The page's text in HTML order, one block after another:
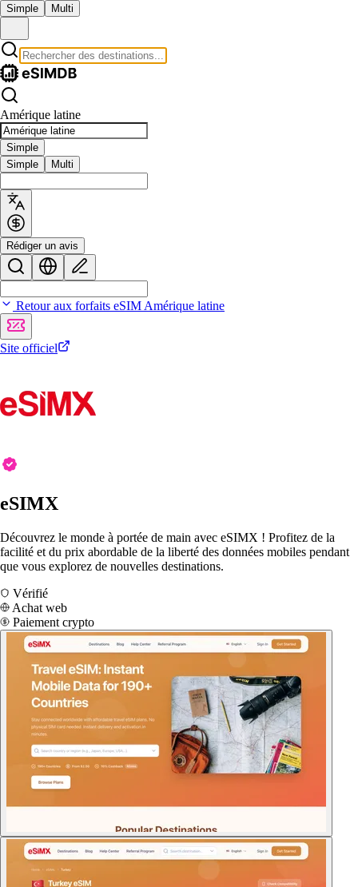
Simple Multi
Amérique latine
Simple
Simple
Multi
Rédiger un avis
Retour aux forfaits eSIM Amérique latine
Site officiel
eSIMX
Découvrez le monde à portée de main avec eSIMX ! Profitez de la
facilité et du prix abordable de la liberté des données mobiles pendant
que vous explorez de nouvelles destinations.
Vérifié
Achat web
Paiement crypto